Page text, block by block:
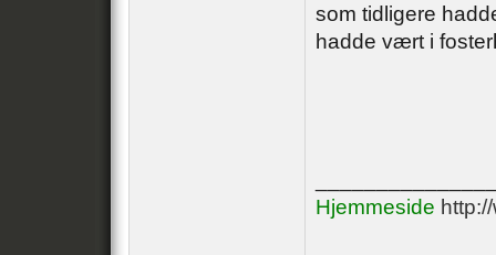
som tidligere
hadde vært i
Hjemmeside